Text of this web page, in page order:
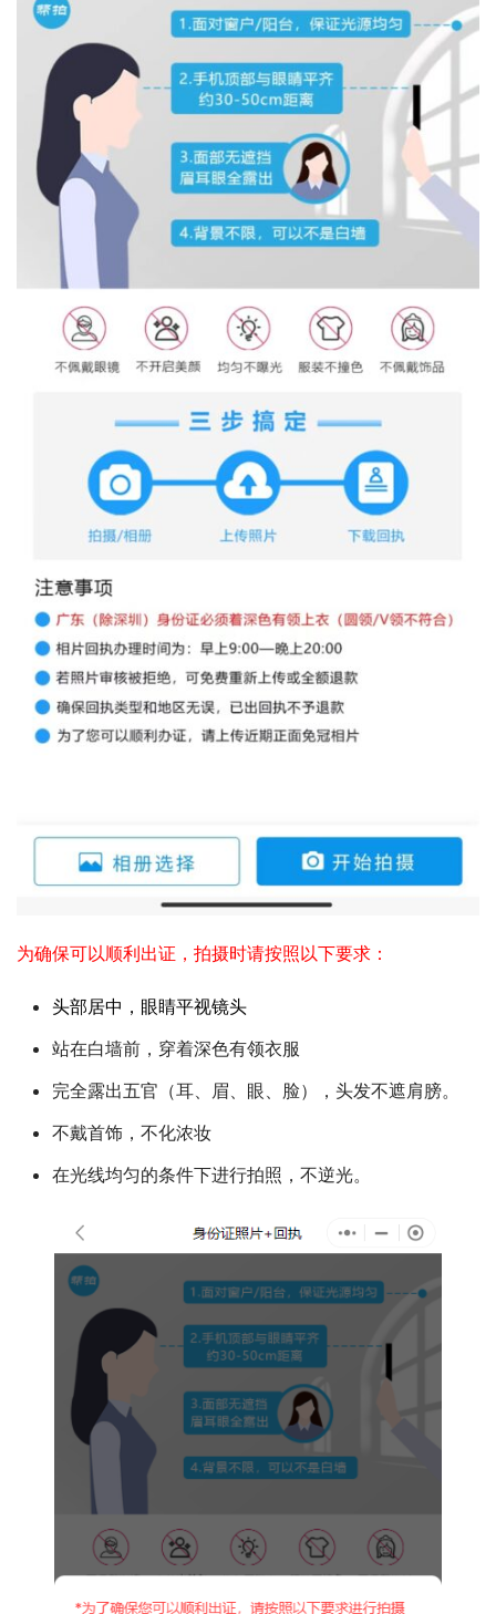
为确保可以顺利出证，拍摄时请按照以下要求：
头部居中，眼睛平视镜头
站在白墙前，穿着深色有领衣服
完全露出五官（耳、眉、眼、脸），头发不遮肩膀。
不戴首饰，不化浓妆
在光线均匀的条件下进行拍照，不逆光。